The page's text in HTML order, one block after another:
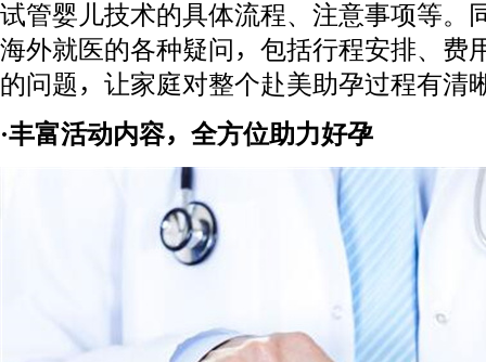
试管婴儿技术的具体流程、注意事项等。
海外就医的各种疑问，包括行程安排、费
的问题，让家庭对整个赴美助孕过程有清
·丰富活动内容，全方位助力好孕